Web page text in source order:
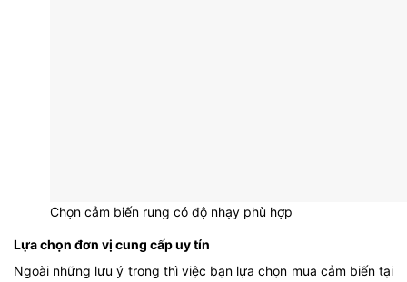
Chọn cảm biến rung có độ nhạy phù hợp
Lựa chọn đơn vị cung cấp uy tín
Ngoài những lưu ý trong thì việc bạn lựa chọn mua cảm biến tại